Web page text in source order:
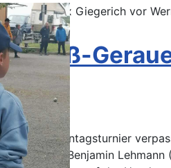
gewann Alex Giegerich vor
Groß-
2023
Sonntagsturnier
sich gegenBenjamin Lehmann